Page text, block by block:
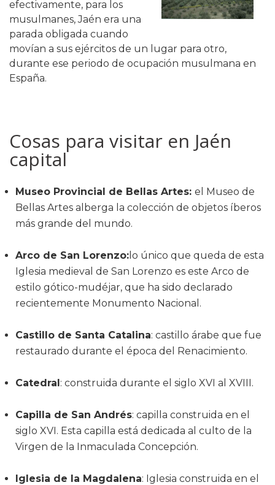
efectivamente, para los
musulmanes, Jaén era una
parada obligada cuando
movían a sus ejércitos de un lugar para otro,
durante ese periodo de ocupación musulmana en
España.
Cosas para visitar en Jaén
capital
Museo Provincial de Bellas Artes: el Museo de
Bellas Artes alberga la colección de objetos íberos
más grande del mundo.
Arco de San Lorenzo: lo único que queda de esta
Iglesia medieval de San Lorenzo es este Arco de
estilo gótico-mudéjar, que ha sido declarado
recientemente Monumento Nacional.
Castillo de Santa Catalina: castillo árabe que fue
restaurado durante el época del Renacimiento.
Catedral: construida durante el siglo XVI al XVIII.
Capilla de San Andrés: capilla construida en el
siglo XVI. Esta capilla está dedicada al culto de la
Virgen de la Inmaculada Concepción.
Iglesia de la Magdalena: Iglesia construida en el